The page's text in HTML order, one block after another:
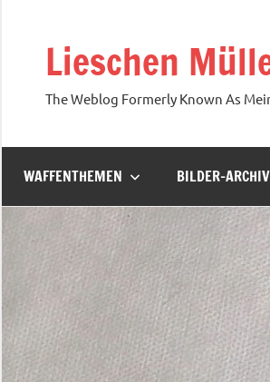
Lieschen
The Weblog Formerly Known As
WAFFENTHEMEN BILDER-ARCHIV